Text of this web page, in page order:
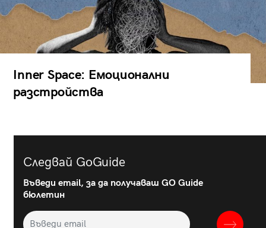
Inner Space: Емоционални
разстройства
Следвай GoGuide
Въведи email, за да получаваш GO Guide
бюлетин